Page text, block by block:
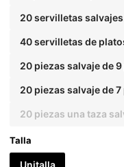
20 servilletas
40 servilletas de
20 piezas salvaje de
20 piezas salvaje de
20 piezas una taza
Talla
Unitalla